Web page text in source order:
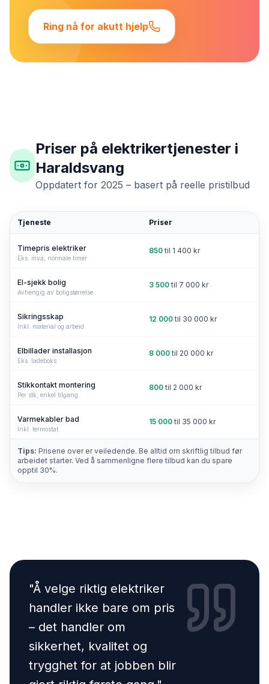
Ring nå for akutt hjelp
Priser på elektrikertjenester i
Haraldsvang
Oppdatert for 2025 – basert på reelle pristilbud
Tjeneste Priser
Timepris elektriker
Eks. mva, normale timer
850 til 1 400 kr
El-sjekk bolig
Avhengig av boligstørrelse
3 500 til 7 000 kr
Sikringsskap
Inkl. material og arbeid
12 000 til 30 000 kr
Elbillader installasjon
Eks. ladeboks
8 000 til 20 000 kr
Stikkontakt montering
Per stk, enkel tilgang
800 til 2 000 kr
Varmekabler bad
Inkl. termostat
15 000 til 35 000 kr
Tips: Prisene over er veiledende. Be alltid om skriftlig tilbud før
arbeidet starter. Ved å sammenligne flere tilbud kan du spare
opptil 30%.
"Å velge riktig elektriker
handler ikke bare om pris
– det handler om
sikkerhet, kvalitet og
trygghet for at jobben blir